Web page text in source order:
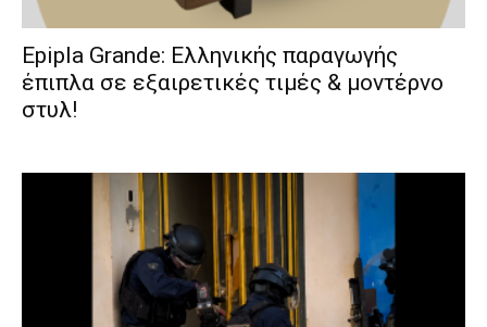
Epipla Grande: Ελληνικής παραγωγής
έπιπλα σε εξαιρετικές τιμές & μοντέρνο
στυλ!